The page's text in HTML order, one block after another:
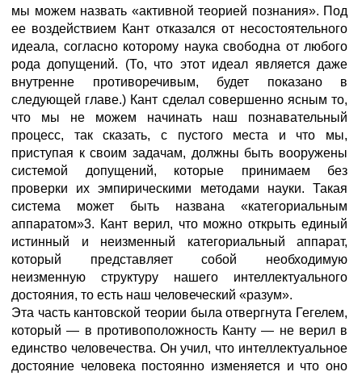
мы можем назвать «активной теорией познания». Под
ее воздействием Кант отказался от несостоятельного
идеала, согласно которому наука свободна от любого
рода допущений. (То, что этот идеал является даже
внутренне противоречивым, будет показано в
следующей главе.) Кант сделал совершенно ясным то,
что мы не можем начинать наш познавательный
процесс, так сказать, с пустого места и что мы,
приступая к своим задачам, должны быть вооружены
системой допущений, которые принимаем без
проверки их эмпирическими методами науки. Такая
система может быть названа «категориальным
аппаратом»3. Кант верил, что можно открыть единый
истинный и неизменный категориальный аппарат,
который представляет собой необходимую
неизменную структуру нашего интеллектуального
достояния, то есть наш человеческий «разум».
Эта часть кантовской теории была отвергнута Гегелем,
который — в противоположность Канту — не верил в
единство человечества. Он учил, что интеллектуальное
достояние человека постоянно изменяется и что оно